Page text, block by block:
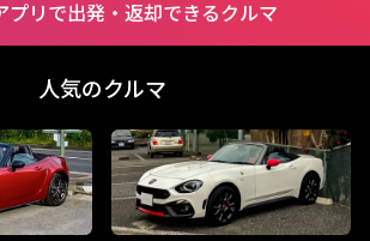
プリで出発・返却できるクルマ
人気のクルマ